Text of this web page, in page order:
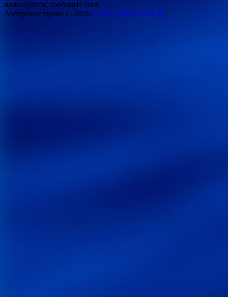
пожалуйста, сообщите нам.
Авторские права © 2026 СПОРТ-MAXIMUM.